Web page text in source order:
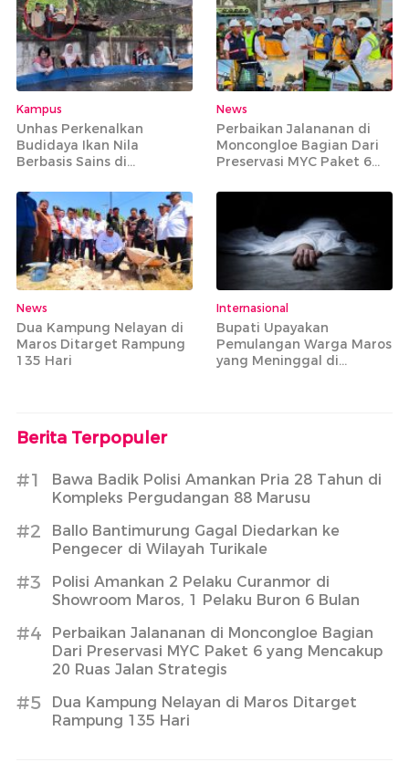
Kampus
Unhas Perkenalkan
Budidaya Ikan Nila
Berbasis Sains di
News
Perbaikan Jalananan di
Moncongloe Bagian Dari
Preservasi MYC Paket 6
Jalan Strategis
News
Dua Kampung Nelayan di
Maros Ditarget Rampung
135 Hari
Internasional
Bupati Upayakan
Pemulangan Warga Maros
yang Meninggal di
Berita Terpopuler
#1
Bawa Badik Polisi Amankan Pria 28 Tahun di
Kompleks Pergudangan 88 Marusu
#2
Ballo Bantimurung Gagal Diedarkan ke
Pengecer di Wilayah Turikale
#3
Polisi Amankan 2 Pelaku Curanmor di
Showroom Maros, 1 Pelaku Buron 6 Bulan
#4
Perbaikan Jalananan di Moncongloe Bagian
Dari Preservasi MYC Paket 6 yang Mencakup
20 Ruas Jalan Strategis
#5
Dua Kampung Nelayan di Maros Ditarget
Rampung 135 Hari